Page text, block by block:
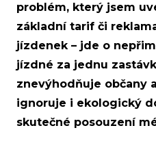
problém, který jsem
základní tarif či
jízdenek – jde o
jízdné za jednu
znevýhodňuje občany
ignoruje i ekologický
skutečné posouzení